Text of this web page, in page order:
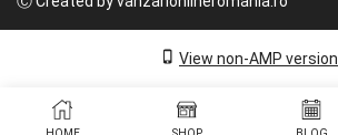
View non-AMP version